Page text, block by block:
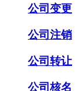
公司变更
公司注销
公司转让
公司核名